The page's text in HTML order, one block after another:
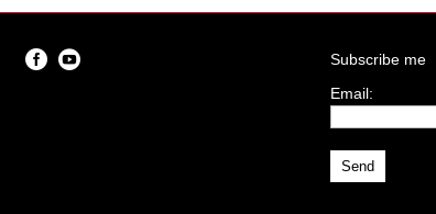
Subscribe me
Email: